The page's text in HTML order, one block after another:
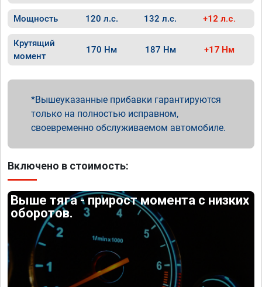
Мощность 120 л.с. 132 л.с. +12 л.с.
Крутящий
момент
170 Нм 187 Нм +17 Нм
Вышеуказанные прибавки гарантируются
только на полностью исправном,
своевременно обслуживаемом автомобиле.
Включено в стоимость:
Выше тяга - прирост момента с низких
оборотов.